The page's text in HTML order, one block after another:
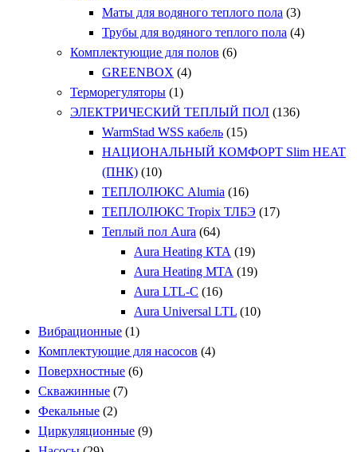
Маты для водяного теплого пола (3)
Трубы для водяного теплого пола (4)
Комплектующие для полов (6)
GREENBOX (4)
Терморегуляторы (1)
ЭЛЕКТРИЧЕСКИЙ ТЕПЛЫЙ ПОЛ (136)
WarmStad WSS кабель (15)
НАЦИОНАЛЬНЫЙ КОМФОРТ Slim HEAT
(ПНК) (10)
ТЕПЛОЛЮКС Alumia (16)
ТЕПЛОЛЮКС Tropix ТЛБЭ (17)
Теплый пол Aura (64)
Aura Heating КТА (19)
Aura Heating МТА (19)
Aura LTL-C (16)
Aura Universal LTL (10)
Вибрационные (1)
Комплектующие для насосов (4)
Поверхностные (6)
Скважинные (7)
Фекальные (2)
Циркуляционные (9)